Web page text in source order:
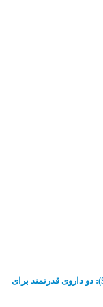
تفاوت اوزمپیک (Ozempic) و سماگلوتاید (Semaglutide): دو داروی قدرتمند برای